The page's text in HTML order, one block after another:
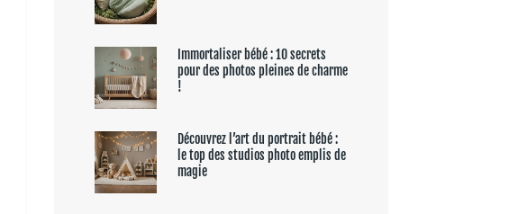
Immortaliser bébé : 10 secrets
pour des photos pleines de charme
!
Découvrez l’art du portrait bébé :
le top des studios photo emplis de
magie